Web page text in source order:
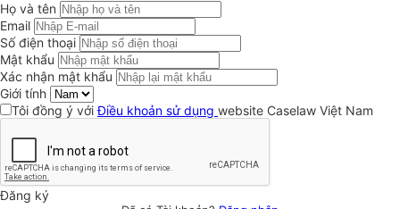
Họ và tên
Email
Số điện thoại
Mật khẩu
Xác nhận mật khẩu
Giới tính
Tôi đồng ý vớiĐiều khoản sử dụng website Caselaw Việt Nam
Đăng ký